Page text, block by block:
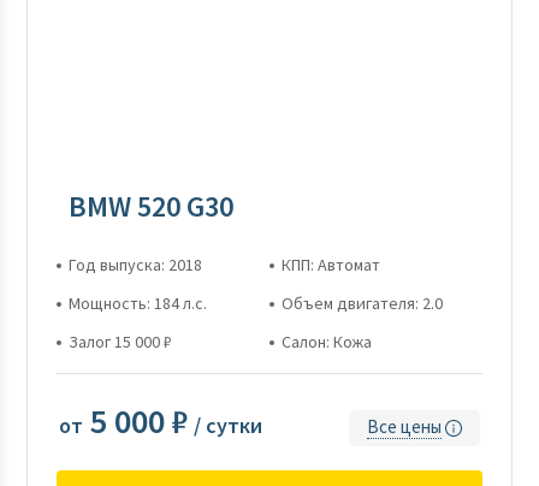
BMW 520 G30
Год выпуска: 2018
КПП: Автомат
Мощность: 184 л.с.
Объем двигателя: 2.0
Залог 15 000 ₽
Салон: Кожа
от 5 000 ₽ / сутки Все цены